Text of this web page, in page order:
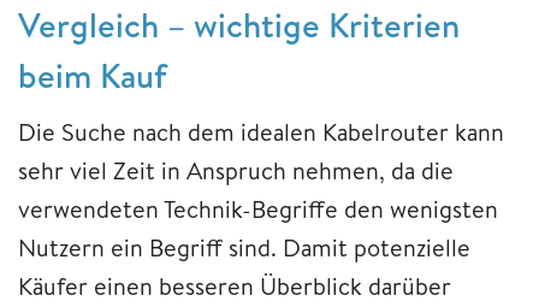
Vergleich – wichtige Kriterien
beim Kauf
Die Suche nach dem idealen Kabelrouter kann
sehr viel Zeit in Anspruch nehmen, da die
verwendeten Technik-Begriffe den wenigsten
Nutzern ein Begriff sind. Damit potenzielle
Käufer einen besseren Überblick darüber